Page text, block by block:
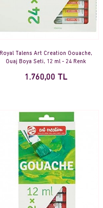
Royal Talens Art Creation Gouache,
Guaj Boya Seti, 12 ml - 24 Renk
1.760,00 TL